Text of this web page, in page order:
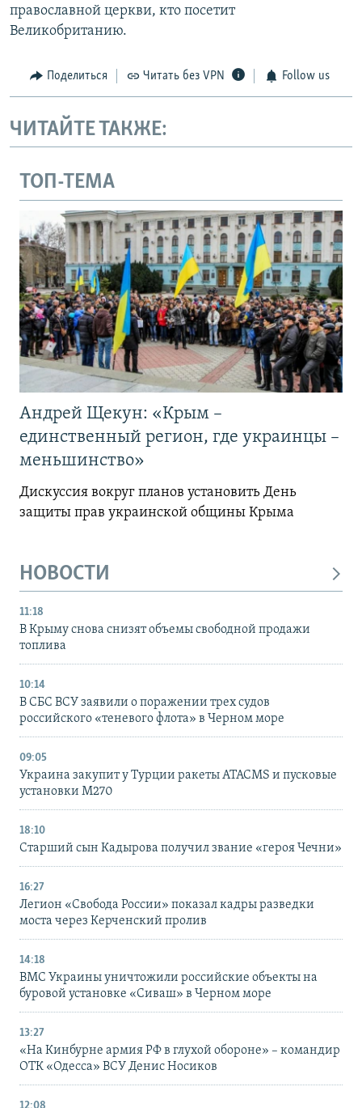
православной церкви, кто посетит
Великобританию.
Поделиться Читать без VPN Follow us
ЧИТАЙТЕ ТАКЖЕ:
ТОП-ТЕМА
Андрей Щекун: «Крым –
единственный регион, где украинцы –
меньшинство»
Дискуссия вокруг планов установить День
защиты прав украинской общины Крыма
НОВОСТИ
11:18
В Крыму снова снизят объемы свободной продажи
топлива
10:14
В СБС ВСУ заявили о поражении трех судов
российского «теневого флота» в Черном море
09:05
Украина закупит у Турции ракеты ATACMS и пусковые
установки M270
18:10
Старший сын Кадырова получил звание «героя Чечни»
16:27
Легион «Свобода России» показал кадры разведки
моста через Керченский пролив
14:18
ВМС Украины уничтожили российские объекты на
буровой установке «Сиваш» в Черном море
13:27
«На Кинбурне армия РФ в глухой обороне» – командир
ОТК «Одесса» ВСУ Денис Носиков